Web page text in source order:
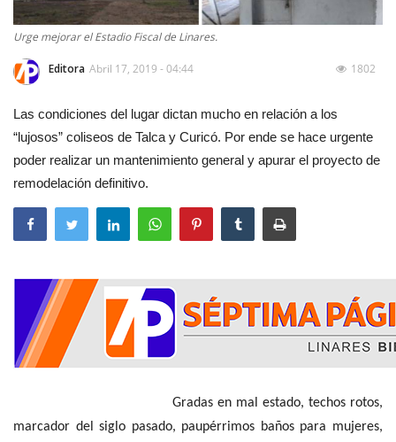
Urge mejorar el Estadio Fiscal de Linares.
Editora Abril 17, 2019 - 04:44 1802
Las condiciones del lugar dictan mucho en relación a los
“lujosos” coliseos de Talca y Curicó. Por ende se hace urgente
poder realizar un mantenimiento general y apurar el proyecto de
remodelación definitivo.
Gradas en mal estado, techos rotos,
marcador del siglo pasado, paupérrimos baños para mujeres,